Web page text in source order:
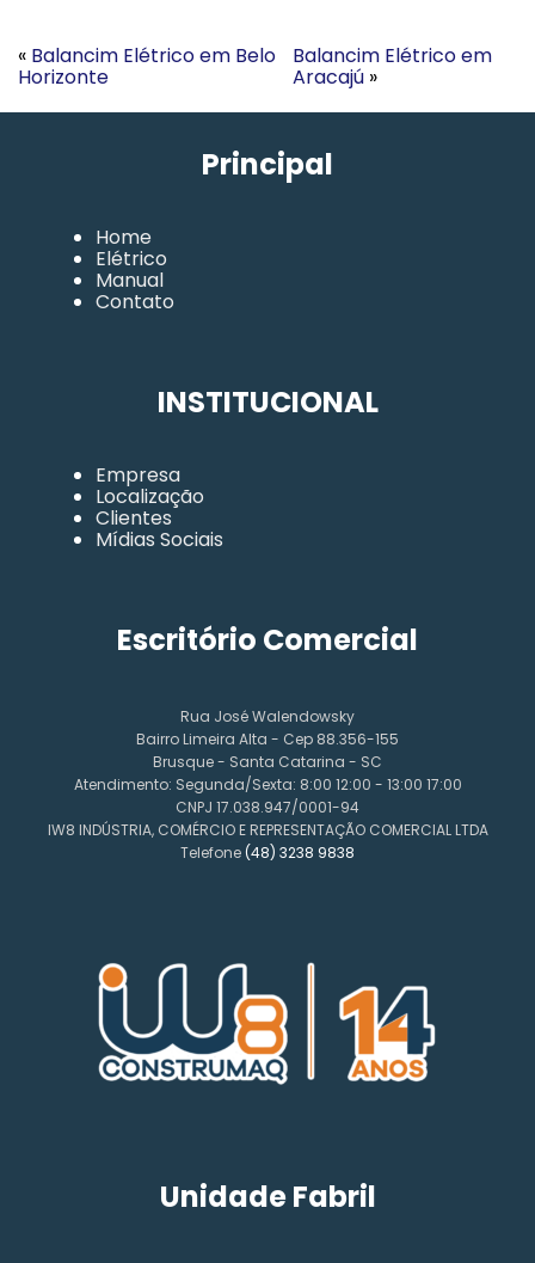
« Balancim Elétrico em Belo
Horizonte
Balancim Elétrico em
Aracajú»
Principal
Home
Elétrico
Manual
Contato
INSTITUCIONAL
Empresa
Localização
Clientes
Mídias Sociais
Escritório Comercial
Rua José Walendowsky
Bairro Limeira Alta - Cep 88.356-155
Brusque - Santa Catarina - SC
Atendimento: Segunda/Sexta: 8:00 12:00 - 13:00 17:00
CNPJ 17.038.947/0001-94
IW8 INDÚSTRIA, COMÉRCIO E REPRESENTAÇÃO COMERCIAL LTDA
Telefone (48) 3238 9838
Unidade Fabril